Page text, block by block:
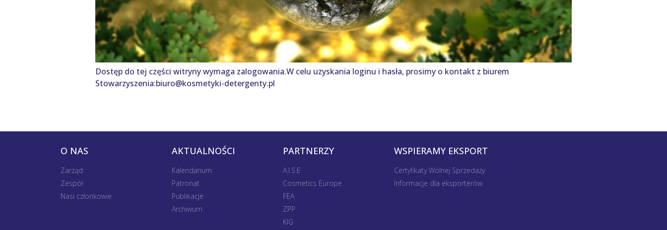
Dostęp do tej części witryny wymaga zalogowania.W celu uzyskania loginu i hasła, prosimy o kontakt z biurem
Stowarzyszenia:biuro@kosmetyki-detergenty.pl
O NAS
Zarząd
Zespół
Nasi członkowie
AKTUALNOŚCI
Kalendarium
Patronat
Publikacje
Archiwum
PARTNERZY
A.I.S.E
Cosmetics Europe
FEA
ZPP
KIG
WSPIERAMY EKSPORT
Certyfikaty Wolnej Sprzedaży
Informacje dla eksporterów